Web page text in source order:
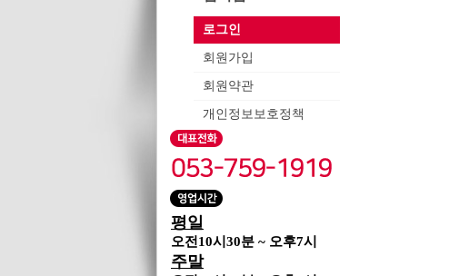
평일
오전10시30분 ~ 오후7시
주말
로그인
회원가입
회원약관
개인정보보호정책